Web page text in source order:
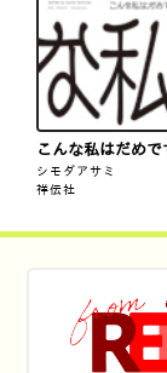
こんな私はだめで
シモダアサミ
祥伝社